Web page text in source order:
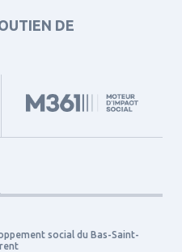
DE
social du Bas-Saint-